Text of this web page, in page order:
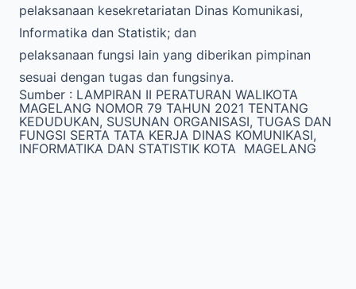
pelaksanaan kesekretariatan Dinas Komunikasi,
Informatika dan Statistik; dan
pelaksanaan fungsi lain yang diberikan pimpinan
sesuai dengan tugas dan fungsinya.
Sumber : LAMPIRAN II PERATURAN WALIKOTA
MAGELANG NOMOR 79 TAHUN 2021 TENTANG
KEDUDUKAN, SUSUNAN ORGANISASI, TUGAS DAN
FUNGSI SERTA TATA KERJA DINAS KOMUNIKASI,
INFORMATIKA DAN STATISTIK KOTA MAGELANG